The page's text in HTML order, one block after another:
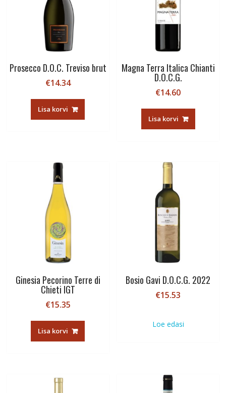
Prosecco D.O.C. Treviso brut
€14.34
Lisa korvi
Magna Terra Italica Chianti
D.O.C.G.
€14.60
Lisa korvi
Ginesia Pecorino Terre di
Chieti IGT
€15.35
Lisa korvi
Bosio Gavi D.O.C.G. 2022
€15.53
Loe edasi